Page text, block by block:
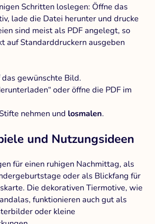
Schritten loslegen: Öffne das
lade die Datei herunter und drucke
sind meist als PDF angelegt, so
auf Standarddruckern ausgeben
das gewünschte Bild.
oder öffne die PDF im
nehmen und losmalen.
und Nutzungsideen
für einen ruhigen Nachmittag, als
oder als Blickfang für
Die dekorativen Tiermotive, wie
funktionieren auch gut als
oder kleine